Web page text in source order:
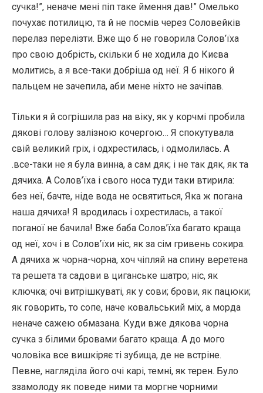
сучка!”, неначе мені піп таке ймення дав!” Омелько
почухає потилицю, та й не посмів через Соловейків
перелаз перелізти. Вже що б не говорила Солов’їха
про свою добрість, скільки б не ходила до Києва
молитись, а я все-таки добріша од неї. Я б нікого й
пальцем не зачепила, аби мене ніхто не зачіпав.
Тільки я й согрішила раз на віку, як у корчмі пробила
дякові голову залізною кочергою… Я спокутувала
свій великий гріх, і одхрестилась, і одмолилась. А
.все-таки не я була винна, а сам дяк; і не так дяк, як та
дячиха. А Солов’їха і свого носа туди таки втирила:
без неї, бачте, ніде вода не освятиться, Яка ж погана
наша дячиха! Я вродилась і охрестилась, а такої
поганої не бачила! Вже баба Солов’їха багато краща
од неї, хоч і в Солов’їхи ніс, як за сім гривень сокира.
А дячиха ж чорна-чорна, хоч чіпляй на спину веретена
та решета та садови в циганське шатро; ніс, як
ключка; очі витрішкуваті, як у сови; брови, як пацюки;
як говорить, то сопе, наче ковальський міх, а морда
неначе сажею обмазана. Куди вже дякова чорна
сучка з білими бровами багато краща. А до мого
чоловіка все вишкіряє ті зубища, де не встріне.
Певне, нагляділа його очі карі, темні, як терен. Було
ззамолоду як поведе ними та моргне чорними